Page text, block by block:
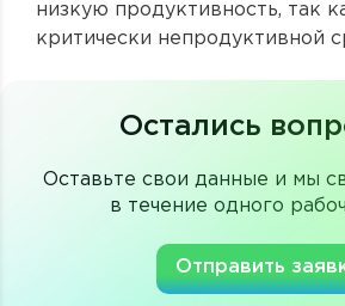
низкую продуктивность, так
критически непродуктивной
Остались
Оставьте свои данные и мы
в течение одного
Отправить